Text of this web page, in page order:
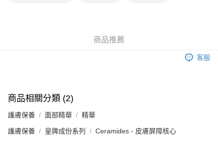
每筆HK$20.00，滿HK$100.00或以上免運費
運費表
商品推薦
客服
商品相關分類 (2)
護膚保養 面部精華 精華
護膚保養 皇牌成份系列 Ceramides - 皮膚屏障核心